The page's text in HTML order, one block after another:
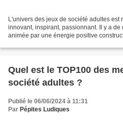
L'univers des jeux de société adultes est
innovant, inspirant, passionnant. Il y a
animée par une énergie positive
Quel est le TOP100 des
société adultes ?
Publié le 06/06/2024 à 11:31
Par Pépites Ludiques